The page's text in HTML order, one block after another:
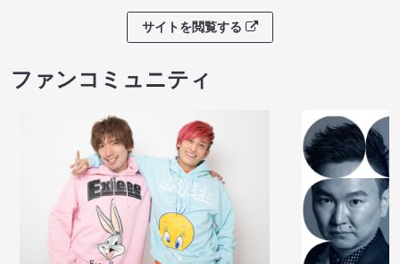
サイトを閲覧する
ファンコミュニティ